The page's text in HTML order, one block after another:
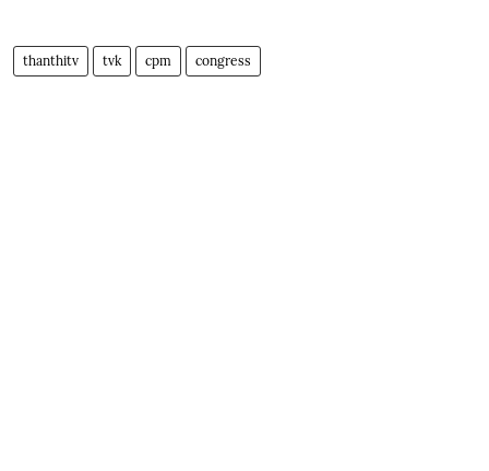
thanthitv tvk cpm congress